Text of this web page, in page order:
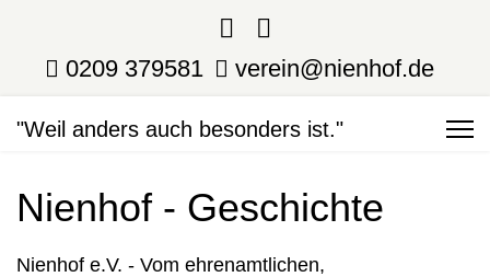
0209 379581 verein@nienhof.de
"Weil anders auch besonders ist."
Nienhof - Geschichte
Nienhof e.V. - Vom ehrenamtlichen,